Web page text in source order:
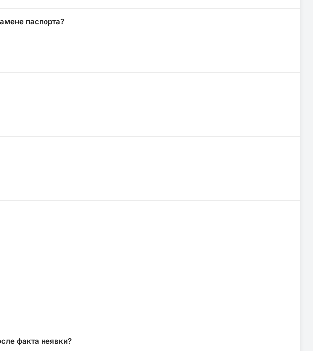
паспорта?
факта неявки?